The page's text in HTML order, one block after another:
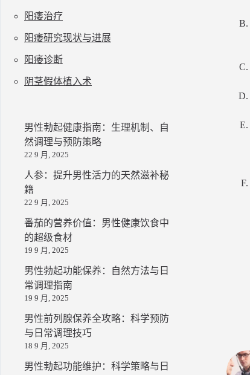
阳痿治疗
阳痿研究现状与进展
阳痿诊断
阴茎假体植入术
男性勃起健康指南：生理机制、自
然调理与预防策略
22 9 月, 2025
人参：提升男性活力的天然滋补秘
籍
22 9 月, 2025
番茄的营养价值：男性健康饮食中
的超级食材
19 9 月, 2025
男性勃起功能保养：自然方法与日
常调理指南
19 9 月, 2025
男性前列腺保养全攻略：科学预防
与日常调理技巧
18 9 月, 2025
男性勃起功能维护：科学策略与日